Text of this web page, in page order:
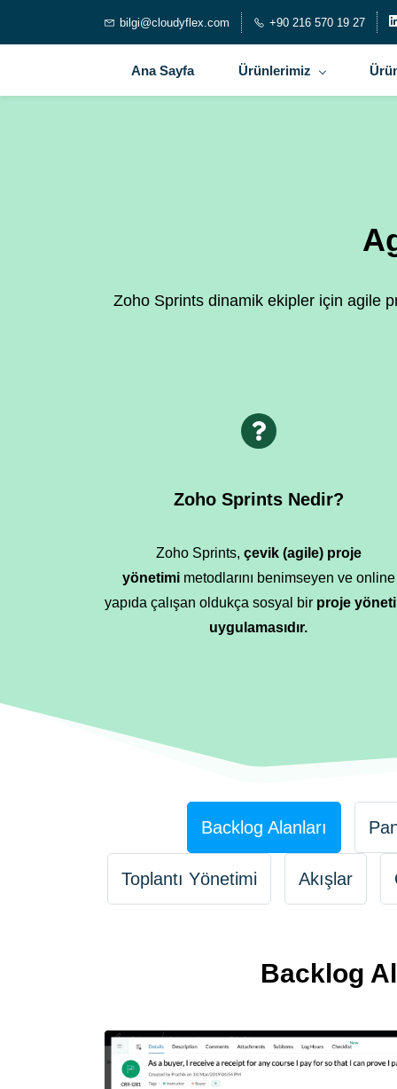
bilgi@cloudyflex.com +90 216 570 19 27
Ana Sayfa Ürünlerimiz
Zoho Sprints dinamik ekipler için agile
Zoho Sprints Nedir?
Zoho Sprints, çevik (agile) proje
yönetimi metodlarını benimseyen ve online
yapıda çalışan oldukça sosyal bir proje
uygulamasıdır.
Backlog Alanları
Toplantı Yönetimi Akışlar
Backlog